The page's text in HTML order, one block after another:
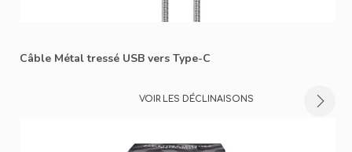
Câble Métal tressé USB vers Type-C